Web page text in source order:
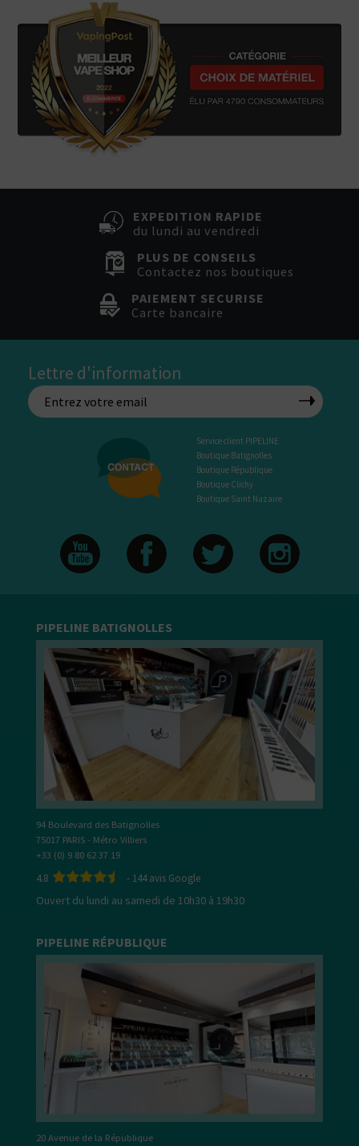
EXPEDITION RAPIDE
du lundi au vendredi
PLUS DE CONSEILS
Contactez nos boutiques
PAIEMENT SECURISE
Carte bancaire
Lettre d'information
Service client PIPELINE
Boutique Batignolles
Boutique République
Boutique Clichy
Boutique Saint Nazaire
PIPELINE BATIGNOLLES
94 Boulevard des Batignolles
75017 PARIS - Métro Villiers
+33 (0) 9 80 62 37 19
4.8 - 144avis Google
Ouvert du lundi au samedi de 10h30 à 19h30
PIPELINE RÉPUBLIQUE
20 Avenue de la République